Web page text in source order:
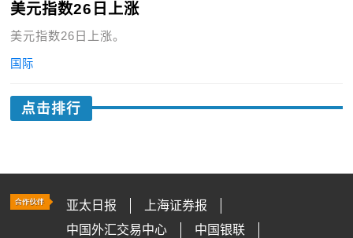
美元指数26日上涨
美元指数26日上涨。
国际
点击排行
亚太日报
上海证券报
中国外汇交易中心
中国银联